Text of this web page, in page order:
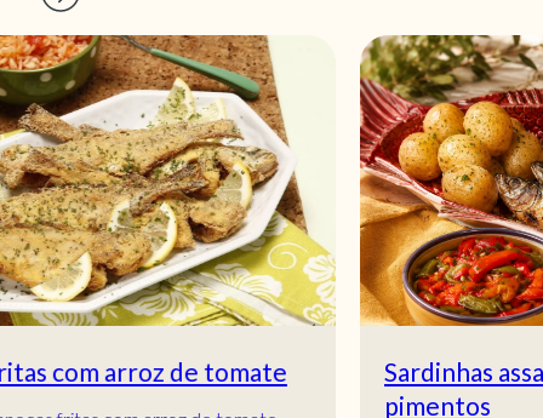
Sardinhas assadas com salada de